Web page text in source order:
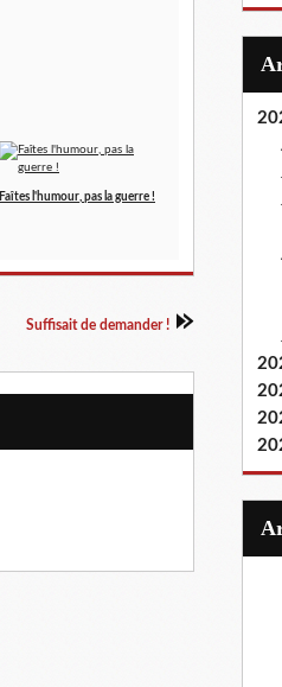
Faîtes l'humour, pas la guerre !
Suffisait de demander !